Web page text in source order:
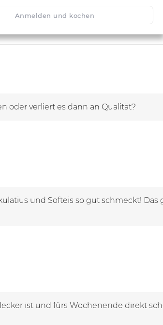
Anmelden und kochen
oder verliert es dann an Qualität?
und Softeis so gut schmeckt! Das
ist und fürs Wochenende direkt